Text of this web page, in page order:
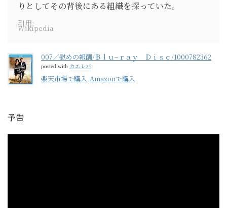
りとしてその背後にある組織を探っていた。
引用:
Wikipedia
007／慰めの報酬/Ｂｌｕ−ｒａｙ Ｄｉｓｃ/1000782362
posted with カエレバ
楽天市場で購入 Amazonで購入
予告